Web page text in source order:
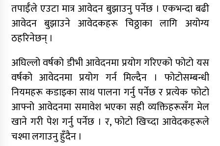
तपाईँले एउटा मात्र आवेदन बुझाउनु पर्नेछ । एकभन्दा बढी
आवेदन बुझाउने आवेदकहरू चिठ्ठाका लागि अयोग्य
ठहरिनेछन् ।
अघिल्लो वर्षको डीभी आवेदनमा प्रयोग गरिएको फोटो यस
वर्षको आवेदनमा प्रयोग गर्न मिल्दैन । फोटोसम्बन्धी
नियमहरू कडाइका साथ पालना गर्नु पर्नेछ र प्रत्येक फोटो
आफ्नो आवेदनमा समावेश भएका सही व्यक्तिहरूसँग मेल
खाने गरी पेश गर्नु पर्नेछ । र, फोटो खिच्दा आवेदकहरूले
चश्मा लगाउनु हुँदैन ।